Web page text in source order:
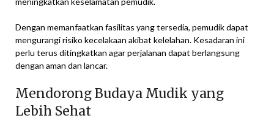
Dengan memanfaatkan fasilitas yang tersedia, pemudik dapat
mengurangi risiko kecelakaan akibat kelelahan. Kesadaran ini
perlu terus ditingkatkan agar perjalanan dapat berlangsung
dengan aman dan lancar.
Mendorong Budaya Mudik yang
Lebih Sehat